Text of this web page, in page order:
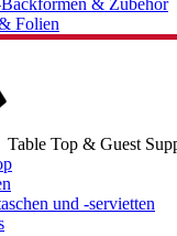
& Zubehör
Folien
Table Top & Guest
und -servietten